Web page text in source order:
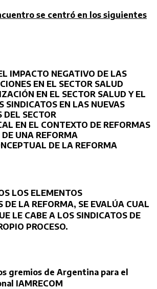
se centró en los siguientes
IMPACTO NEGATIVO DE LAS
EN EL SECTOR SALUD
EN EL SECTOR SALUD Y EL
SINDICATOS EN LAS NUEVAS
DEL SECTOR
EN EL CONTEXTO DE REFORMAS
UNA REFORMA
DE LA REFORMA
LOS ELEMENTOS
DE LA REFORMA, SE EVALÚA CUAL
LE CABE A LOS SINDICATOS DE
PROCESO.
gremios de Argentina para el
IAMRECOM